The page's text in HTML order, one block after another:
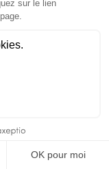
critères